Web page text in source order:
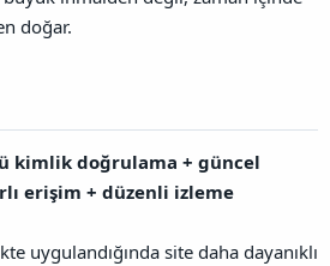
doğar.
kimlik doğrulama + güncel
erişim + düzenli izleme
uygulandığında site daha dayanıklı